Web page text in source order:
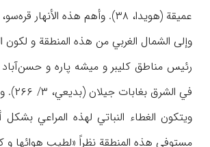
عمیقة (هویدا، ۳۸). وأهم هذه الأنهار قره‌سو، دوزال، کلیبر، سلین، کجرود، قوري‌چاي، سرند و ملک چایي (خاماچي، ۱۸۶).
رئیس مناطق کلیبر و میشه پاره و
في
مستوفي هذه المنطقة نظراً «لطیب هوائها